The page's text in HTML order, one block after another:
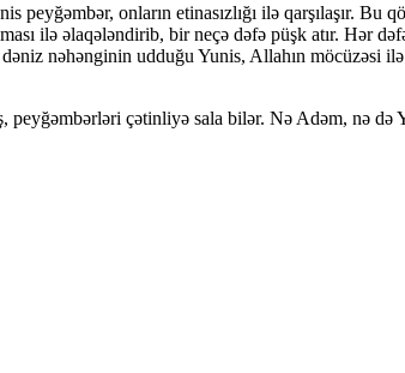
onların etinasızlığı ilə qarşılaşır. Bu
ilə əlaqələndirib, bir neçə dəfə püşk atır. Hər
nəhənginin udduğu Yunis, Allahın möcüzəsi
çətinliyə sala bilər. Nə Adəm, nə də